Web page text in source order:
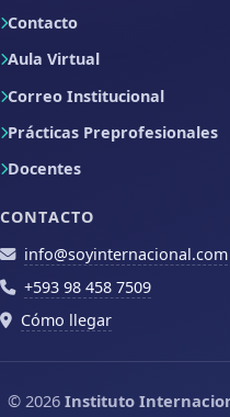
Contacto
Aula Virtual
Correo Institucional
Prácticas Preprofesionales
Docentes
CONTACTO
info@soyinternacional.com
+593 98 458 7509
Cómo llegar
© 2026 Instituto